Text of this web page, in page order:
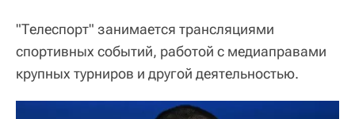
"Телеспорт" занимается трансляциями
спортивных событий, работой с медиаправами
крупных турниров и другой деятельностью.